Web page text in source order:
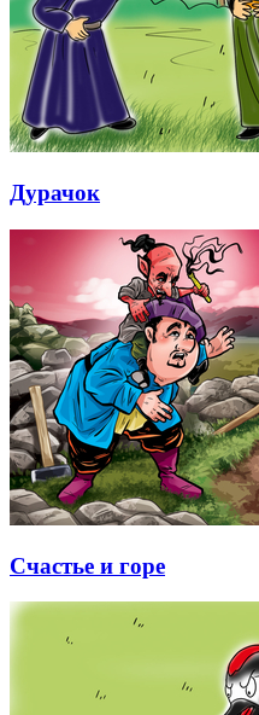
Дурачок
Счастье и горе